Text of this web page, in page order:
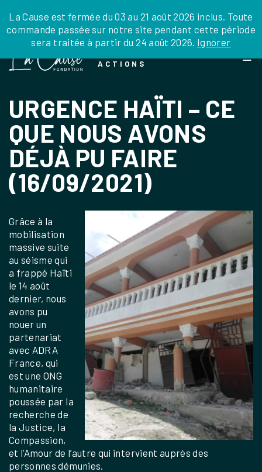
to
the
La Cause est fermée du 03 au 21 août 2026 inclus. Toute
commande passée sur notre site pendant cette période
sera traitée à partir du 24 août 2026. Ignorer
JE DONNE JE PARRAINE NOUS SOUTENIR
DEPUIS LA FRANCE
DEPUIS L’INTERNATIONAL
EN TANT QU’ORGANISATION
0 ARTICLE
ACTIONS
URGENCE HAÏTI – CE
QUE NOUS AVONS
DÉJÀ PU FAIRE
(16/09/2021)
Grâce à la
mobilisation
massive suite
au séisme qui
a frappé Haïti
le 14 août
dernier, nous
avons pu
nouer un
partenariat
avec ADRA
France, qui
est une ONG
humanitaire
poussée par la
recherche de
la Justice, la
Compassion,
et l’Amour de l’autre qui intervient auprès des
personnes démunies.